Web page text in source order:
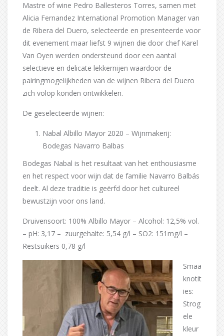
Mastre of wine Pedro Ballesteros Torres, samen met
Alicia Fernandez International Promotion Manager van
de Ribera del Duero, selecteerde en presenteerde voor
dit evenement maar liefst 9 wijnen die door chef Karel
Van Oyen werden ondersteund door een aantal
selectieve en delicate lekkernijen waardoor de
pairingmogelijkheden van de wijnen Ribera del Duero
zich volop konden ontwikkelen.
De geselecteerde wijnen:
Nabal Albillo Mayor 2020 – Wijnmakerij:
Bodegas Navarro Balbas
Bodegas Nabal is het resultaat van het enthousiasme
en het respect voor wijn dat de familie Navarro Balbás
deelt. Al deze traditie is geërfd door het cultureel
bewustzijn voor ons land.
Druivensoort: 100% Albillo Mayor – Alcohol: 12,5% vol.
– pH: 3,17 – zuurgehalte: 5,54 g/l – SO2: 151mg/l –
Restsuikers 0,78 g/l
Smaa
knotit
ies:
Strog
ele
kleur